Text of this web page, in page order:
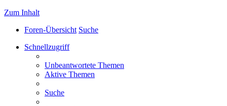
Zum Inhalt
Foren-Übersicht Suche
Schnellzugriff
Unbeantwortete Themen
Aktive Themen
Suche